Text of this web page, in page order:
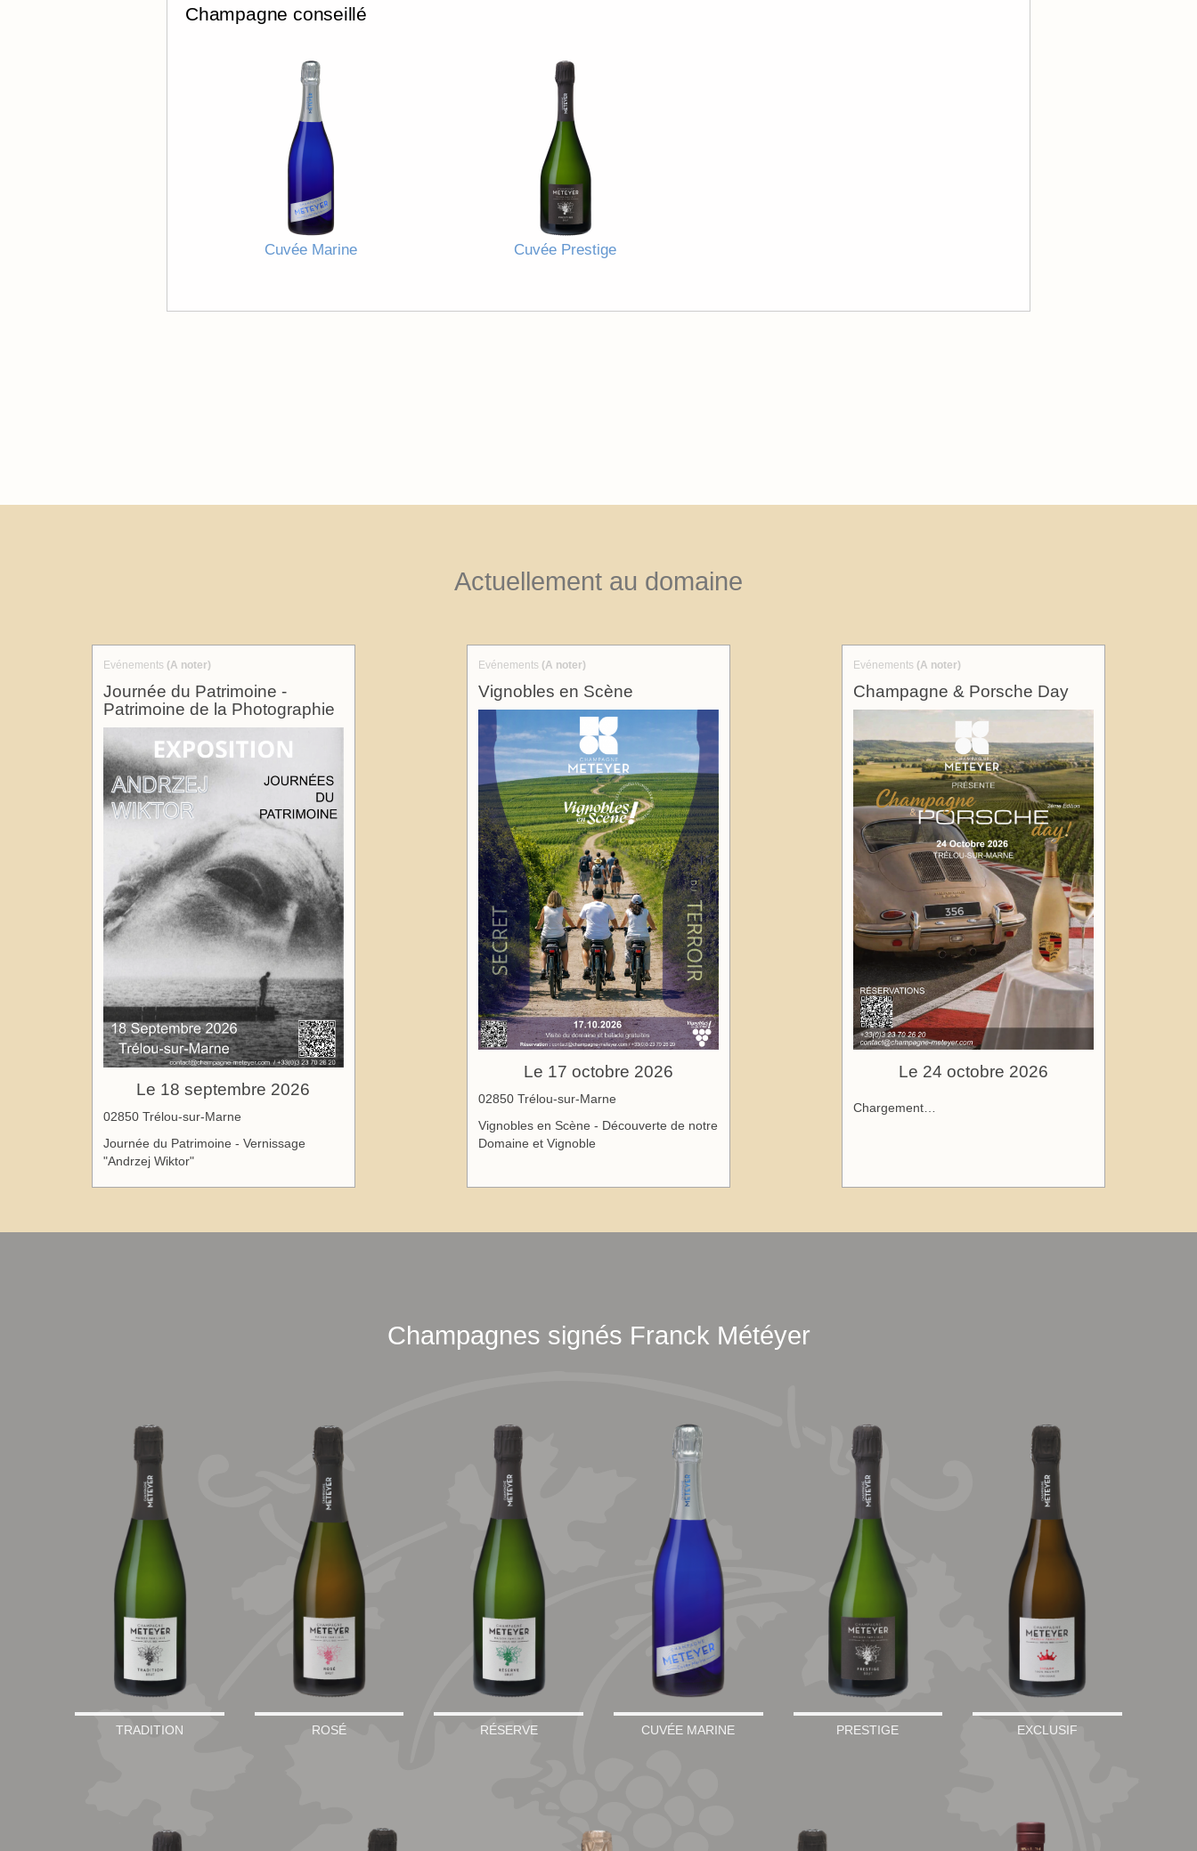
Champagne conseillé
Cuvée Marine Cuvée Prestige
Actuellement au domaine
Evénements (A noter)
Journée du Patrimoine -
Patrimoine de la Photographie
Le 18 septembre 2026
02850 Trélou-sur-Marne
Journée du Patrimoine - Vernissage
"Andrzej Wiktor"
Evénements (A noter)
Vignobles en Scène
Le 17 octobre 2026
02850 Trélou-sur-Marne
Vignobles en Scène - Découverte de notre
Domaine et Vignoble
Evénements (A noter)
Champagne & Porsche Day
Le 24 octobre 2026
Chargement…
Champagnes signés Franck Météyer
TRADITION ROSÉ RÉSERVE CUVÉE MARINE PRESTIGE EXCLUSIF